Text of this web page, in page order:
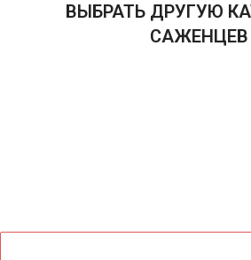
ВЫБРАТЬ ДРУГУЮ
САЖЕНЦЕВ